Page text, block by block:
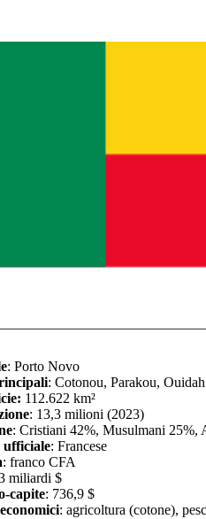
: Porto Novo
: Cotonou, Parakou, Ouidah
112.622 km²
: 13,3 milioni (2023)
: Cristiani 42%, Musulmani 25%,
: Francese
: franco CFA
miliardi $
capite: 736,9 $
: agricoltura (cotone),